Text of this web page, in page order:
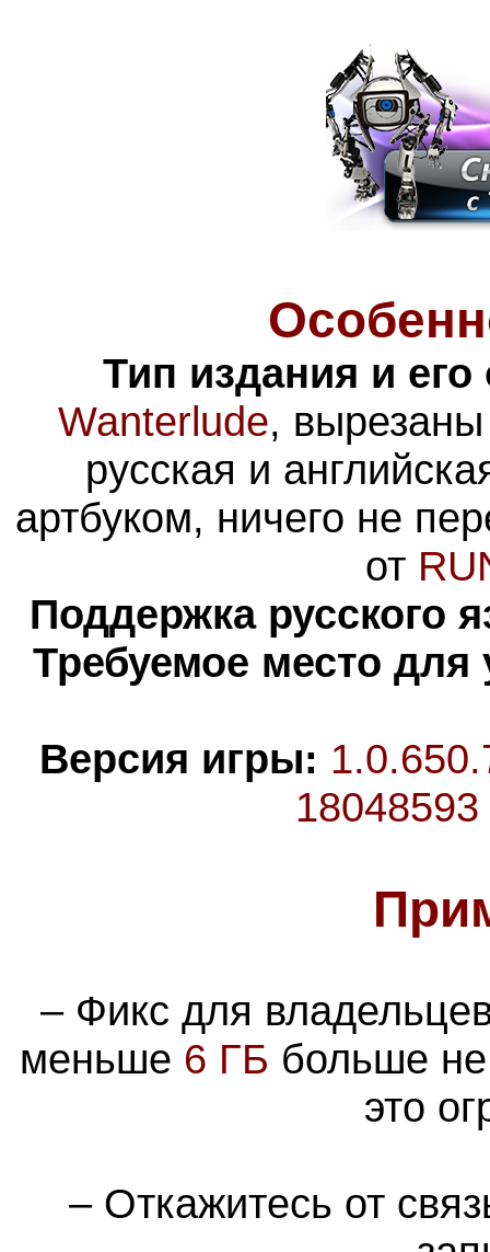
Тип издания и его
Wanterlude, вырезаны
русская и
артбуком, ничего не
от
Поддержка русского
Требуемое место
Версия игры:
18048593
– Фикс для
меньше 6 ГБ больше
это
– Откажитесь от